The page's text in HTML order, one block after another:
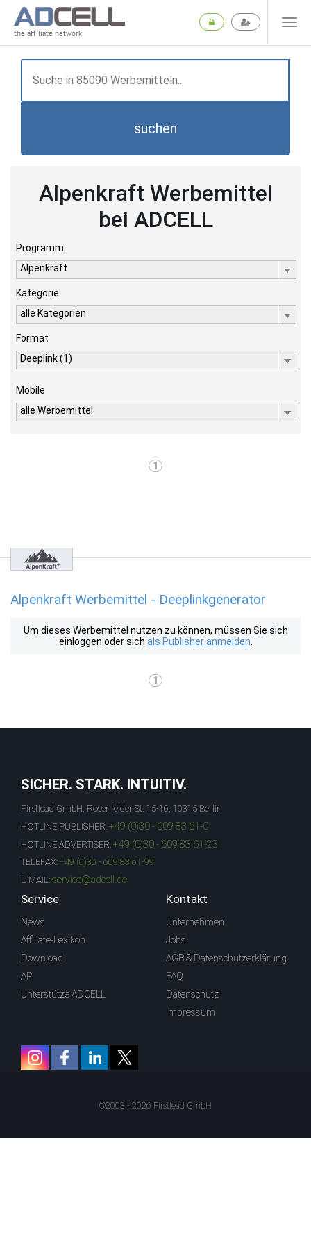
the affiliate network
suchen
Alpenkraft Werbemittel
bei ADCELL
Programm
Alpenkraft
Kategorie
alle Kategorien
Format
Deeplink (1)
Mobile
alle Werbemittel
1
Alpenkraft Werbemittel - Deeplinkgenerator
Um dieses Werbemittel nutzen zu können, müssen Sie sich
einloggen oder sich als Publisher anmelden
1
SICHER. STARK. INTUITIV.
Firstlead GmbH, Rosenfelder St. 15-16, 10315 Berlin
HOTLINE PUBLISHER: +49 (0)30 - 609 83 61-0
HOTLINE ADVERTISER: +49 (0)30 - 609 83 61-23
TELEFAX: +49 (0)30 - 609 83 61-99
E-MAIL: service@adcell.de
Service
News
Affiliate-Lexikon
Download
API
Unterstütze ADCELL
Kontakt
Unternehmen
Jobs
AGB & Datenschutzerklärung
FAQ
Datenschutz
Impressum
©2003 - 2026 Firstlead GmbH